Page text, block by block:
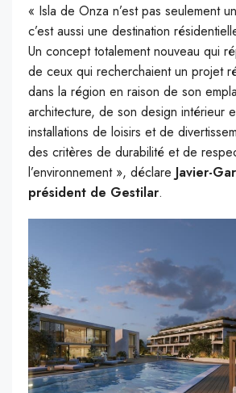
« Isla de Onza n’est pas seulement
c’est aussi une destination
Un concept totalement nouveau qui
de ceux qui recherchaient un projet
dans la région en raison de son
architecture, de son design intérieur
installations de loisirs et de
des critères de durabilité et de
l’environnement », déclare Javier-
président de Gestilar.